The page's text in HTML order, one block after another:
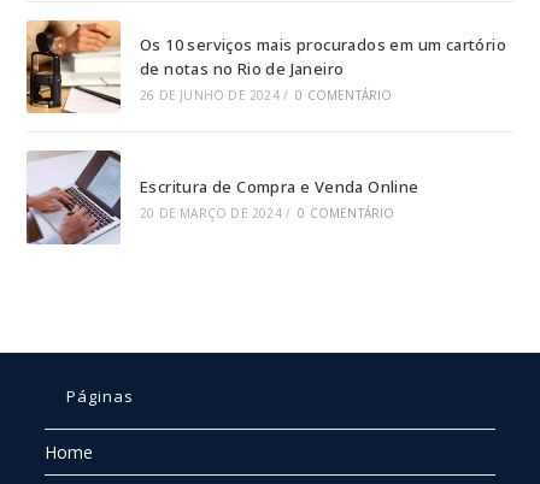
Os 10 serviços mais procurados em um cartório
de notas no Rio de Janeiro
26 DE JUNHO DE 2024 / 0 COMENTÁRIO
Escritura de Compra e Venda Online
20 DE MARÇO DE 2024 / 0 COMENTÁRIO
Páginas
Home